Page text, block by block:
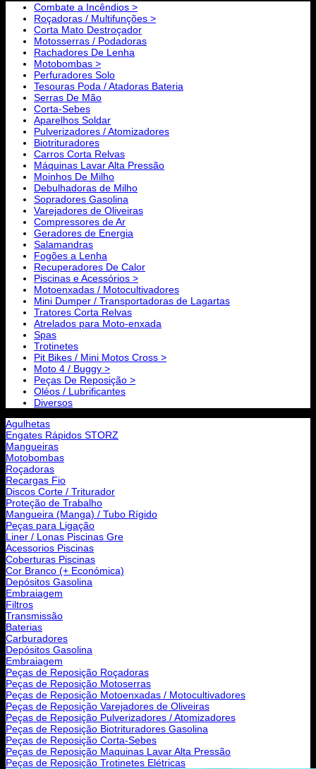
Combate a Incêndios >
Roçadoras / Multifunções >
Corta Mato Destroçador
Motosserras / Podadoras
Rachadores De Lenha
Motobombas >
Perfuradores Solo
Tesouras Poda / Atadoras Bateria
Serras De Mão
Corta-Sebes
Aparelhos Soldar
Pulverizadores / Atomizadores
Biotrituradores
Carros Corta Relvas
Máquinas Lavar Alta Pressão
Moinhos De Milho
Debulhadoras de Milho
Sopradores Gasolina
Varejadores de Oliveiras
Compressores de Ar
Geradores de Energia
Salamandras
Fogões a Lenha
Recuperadores De Calor
Piscinas e Acessórios >
Motoenxadas / Motocultivadores
Mini Dumper / Transportadoras de Lagartas
Tratores Corta Relvas
Atrelados para Moto-enxada
Spas
Trotinetes
Pit Bikes / Mini Motos Cross >
Moto 4 / Buggy >
Peças De Reposição >
Oléos / Lubrificantes
Diversos
Agulhetas
Engates Rápidos STORZ
Mangueiras
Motobombas
Roçadoras
Recargas Fio
Discos Corte / Triturador
Proteção de Trabalho
Mangueira (Manga) / Tubo Rígido
Peças para Ligação
Liner / Lonas Piscinas Gre
Acessorios Piscinas
Coberturas Piscinas
Cor Branco (+ Económica)
Depósitos Gasolina
Embraiagem
Filtros
Transmissão
Baterias
Carburadores
Depósitos Gasolina
Embraiagem
Peças de Reposição Roçadoras
Peças de Reposição Motoserras
Peças de Reposição Motoenxadas / Motocultivadores
Peças de Reposição Varejadores de Oliveiras
Peças de Reposição Pulverizadores / Atomizadores
Peças de Reposição Biotrituradores Gasolina
Peças de Reposição Corta-Sebes
Peças de Reposição Maquinas Lavar Alta Pressão
Peças de Reposição Trotinetes Elétricas